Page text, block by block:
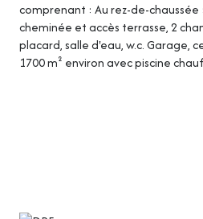
comprenant : Au rez-de-
cheminée et accès terrasse, 2
placard, salle d'eau, w.c. Garage,
1700 m² environ avec piscine